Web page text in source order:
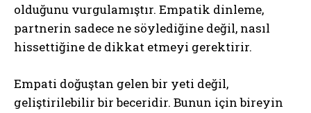
olduğunu vurgulamıştır. Empatik dinleme,
partnerin sadece ne söylediğine değil, nasıl
hissettiğine de dikkat etmeyi gerektirir.
Empati doğuştan gelen bir yeti değil,
geliştirilebilir bir beceridir. Bunun için bireyin